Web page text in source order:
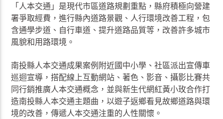
「人本交通」是現代市區道路規劃重點，縣府積極向營建
署爭取經費，進行縣內道路景觀、人行環境改善工程，包
含通學步道、自行車道、提升道路品質等，改善許多城市
風貌和用路環境。
南投縣人本交通成果案例附近國中小學、社區派出宣傳車
巡迴宣導，搭配線上互動網站、著色、影音、攝影比賽共
同行銷推廣人本交通概念，並與新生代網紅黃小玫合作打
造南投縣人本交通主題曲，以遊子返鄉看見故鄉道路與環
境的改善，傳遞人本交通注重的人性關懷。